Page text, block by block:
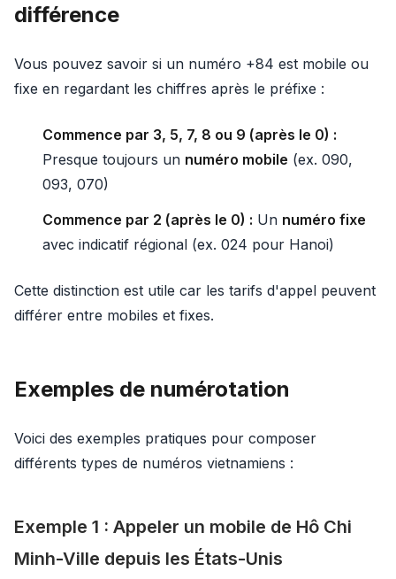
différence
Vous pouvez savoir si un numéro +84 est mobile ou
fixe en regardant les chiffres après le préfixe :
Commence par 3, 5, 7, 8 ou 9 (après le 0) :
Presque toujours un numéro mobile (ex. 090,
093, 070)
Commence par 2 (après le 0) : Un numéro fixe
avec indicatif régional (ex. 024 pour Hanoi)
Cette distinction est utile car les tarifs d'appel peuvent
différer entre mobiles et fixes.
Exemples de numérotation
Voici des exemples pratiques pour composer
différents types de numéros vietnamiens :
Exemple 1 : Appeler un mobile de Hô Chi
Minh-Ville depuis les États-Unis